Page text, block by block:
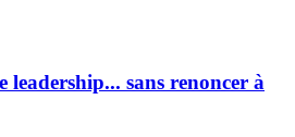
sans renoncer à